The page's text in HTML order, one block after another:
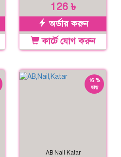
126 ৳
অর্ডার করুন
কার্টে যোগ করুন
16 %
ছাড়
AB Nail Katar